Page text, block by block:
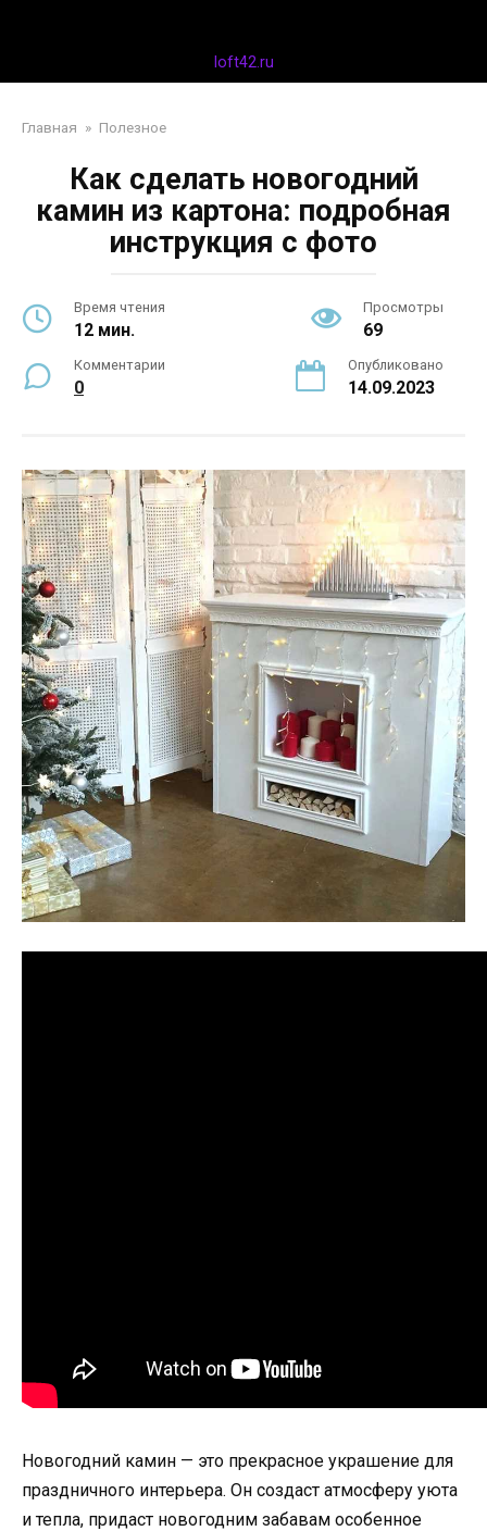
loft42.ru
Главная » Полезное
Как сделать новогодний
камин из картона: подробная
инструкция с фото
Время чтения
12 мин.
Просмотры
69
Комментарии
0
Опубликовано
14.09.2023
Новогодний камин — это прекрасное украшение для
праздничного интерьера. Он создаст атмосферу уюта
и тепла, придаст новогодним забавам особенное